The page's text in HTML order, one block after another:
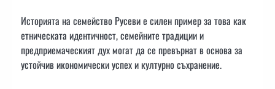
Историята на семейство Русеви е силен пример за това как
етническата идентичност, семейните традиции и
предприемаческият дух могат да се превърнат в основа за
устойчив икономически успех и културно съхранение.